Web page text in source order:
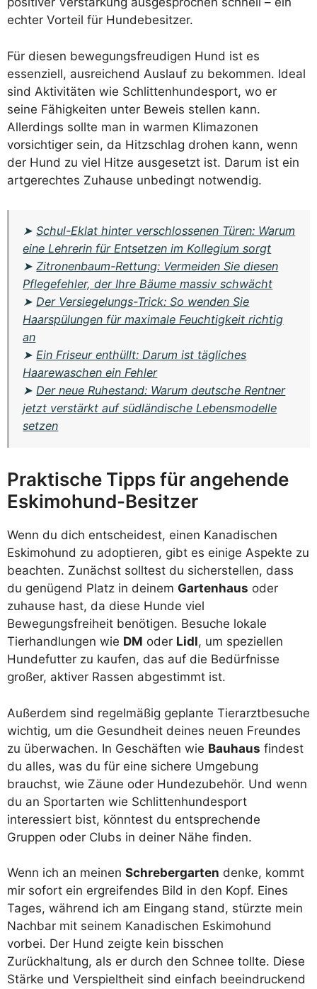
echter Vorteil für Hundebesitzer.
Für diesen bewegungsfreudigen Hund ist es
essenziell, ausreichend Auslauf zu bekommen. Ideal
sind Aktivitäten wie Schlittenhundesport, wo er
seine Fähigkeiten unter Beweis stellen kann.
Allerdings sollte man in warmen Klimazonen
vorsichtiger sein, da Hitzschlag drohen kann, wenn
der Hund zu viel Hitze ausgesetzt ist. Darum ist ein
artgerechtes Zuhause unbedingt notwendig.
➤Schul-Eklat hinter verschlossenen Türen: Warum
eine Lehrerin für Entsetzen im Kollegium sorgt
➤Zitronenbaum-Rettung: Vermeiden Sie diesen
Pflegefehler, der Ihre Bäume massiv schwächt
➤Der Versiegelungs-Trick: So wenden Sie
Haarspülungen für maximale Feuchtigkeit richtig
an
➤Ein Friseur enthüllt: Darum ist tägliches
Haarewaschen ein Fehler
➤Der neue Ruhestand: Warum deutsche Rentner
jetzt verstärkt auf südländische Lebensmodelle
setzen
Praktische Tipps für angehende
Eskimohund-Besitzer
Wenn du dich entscheidest, einen Kanadischen
Eskimohund zu adoptieren, gibt es einige Aspekte zu
beachten. Zunächst solltest du sicherstellen, dass
du genügend Platz in deinem Gartenhaus oder
zuhause hast, da diese Hunde viel
Bewegungsfreiheit benötigen. Besuche lokale
Tierhandlungen wie DM oder Lidl, um speziellen
Hundefutter zu kaufen, das auf die Bedürfnisse
großer, aktiver Rassen abgestimmt ist.
Außerdem sind regelmäßig geplante Tierarztbesuche
wichtig, um die Gesundheit deines neuen Freundes
zu überwachen. In Geschäften wie Bauhaus findest
du alles, was du für eine sichere Umgebung
brauchst, wie Zäune oder Hundezubehör. Und wenn
du an Sportarten wie Schlittenhundesport
interessiert bist, könntest du entsprechende
Gruppen oder Clubs in deiner Nähe finden.
Wenn ich an meinen Schrebergarten denke, kommt
mir sofort ein ergreifendes Bild in den Kopf. Eines
Tages, während ich am Eingang stand, stürzte mein
Nachbar mit seinem Kanadischen Eskimohund
vorbei. Der Hund zeigte kein bisschen
Zurückhaltung, als er durch den Schnee tollte. Diese
Stärke und Verspieltheit sind einfach beeindruckend